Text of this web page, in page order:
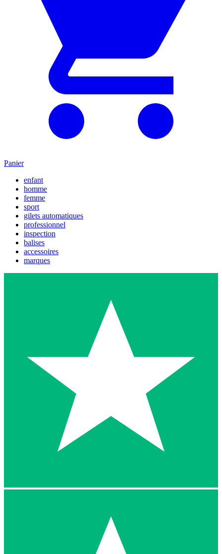
Panier
enfant
homme
femme
sport
gilets automatiques
professionnel
inspection
balises
accessoires
marques